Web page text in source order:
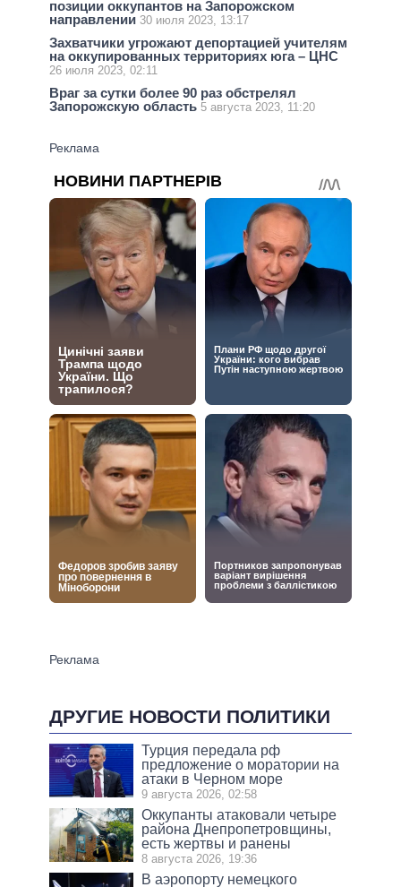
позиции оккупантов на Запорожском
направлении 30 июля 2023, 13:17
Захватчики угрожают депортацией учителям
на оккупированных территориях юга – ЦНС
26 июля 2023, 02:11
Враг за сутки более 90 раз обстрелял
Запорожскую область 5 августа 2023, 11:20
ДРУГИЕ НОВОСТИ ПОЛИТИКИ
Турция передала рф
предложение о моратории на
атаки в Черном море
9 августа 2026, 02:58
Оккупанты атаковали четыре
района Днепропетровщины,
есть жертвы и ранены
8 августа 2026, 19:36
В аэропорту немецкого